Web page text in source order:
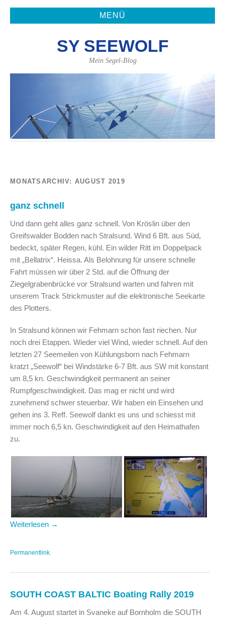
MENÜ
SY SEEWOLF
Mein Segel-Blog
MONATSARCHIV: AUGUST 2019
ganz schnell
Und dann geht alles ganz schnell. Von Kröslin über den
Greifswalder Bodden nach Stralsund. Wind 6 Bft. aus Süd,
bedeckt, später Regen, kühl. Ein wilder Ritt im Doppelpack
mit „Bellatrix“. Heissa. Als Belohnung für unsere schnelle
Fahrt müssen wir über 2 Std. auf die Öffnung der
Ziegelgrabenbrücke vor Stralsund warten und fahren mit
unserem Track Strickmuster auf die elektronische Seekarte
des Plotters.
In Stralsund können wir Fehmarn schon fast riechen. Nur
noch drei Etappen. Wieder viel Wind, wieder schnell. Auf den
letzten 27 Seemeilen von Kühlungsborn nach Fehmarn
kratzt „Seewolf“ bei Windstärke 6-7 Bft. aus SW mit konstant
um 8,5 kn. Geschwindigkeit permanent an seiner
Rumpfgeschwindigkeit. Das mag er nicht und wird
zunehmend schwer steuerbar. Wir haben ein Einsehen und
gehen ins 3. Reff. Seewolf dankt es uns und schiesst mit
immer noch 6,5 kn. Geschwindigkeit auf den Heimathafen
zu.
Weiterlesen →
Permanentlink
SOUTH COAST BALTIC Boating Rally 2019
Am 4. August startet in Svaneke auf Bornholm die SOUTH